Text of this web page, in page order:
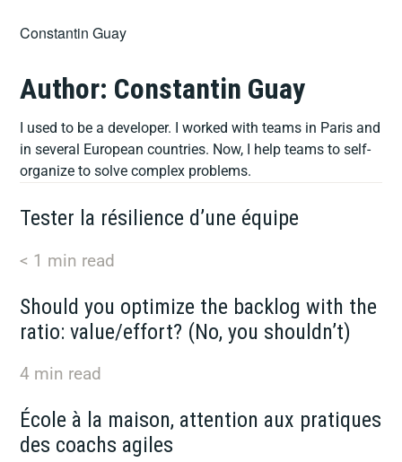
Constantin Guay
Author: Constantin Guay
I used to be a developer. I worked with teams in Paris and
in several European countries. Now, I help teams to self-
organize to solve complex problems.
Tester la résilience d’une équipe
< 1 min read
Should you optimize the backlog with the
ratio: value/effort? (No, you shouldn’t)
4 min read
École à la maison, attention aux pratiques
des coachs agiles